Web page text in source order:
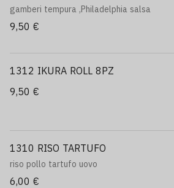
gamberi tempura ,Philadelphia salsa
9,50 €
1312 IKURA ROLL 8PZ
9,50 €
1310 RISO TARTUFO
riso pollo tartufo uovo
6,00 €